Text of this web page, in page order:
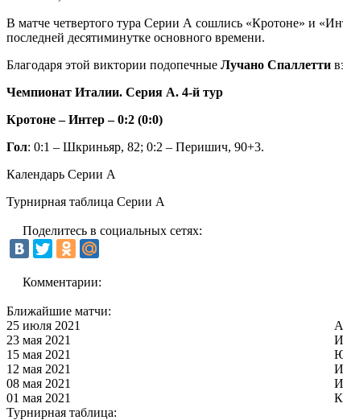
В матче четвертого тура Серии А сошлись «Кротоне» и
последней десятиминутке основного времени.
Благодаря этой виктории подопечные Лучано Спаллетти
Чемпионат Италии. Серия А. 4-й тур
Кротоне – Интер – 0:2 (0:0)
Гол: 0:1 – Шкриньяр, 82; 0:2 – Перишич, 90+3.
Календарь Серии А
Турнирная таблица Серии А
Поделитесь в социальных сетях:
Комментарии:
Ближайшие матчи:
25 июля 2021
23 мая 2021
15 мая 2021
12 мая 2021
08 мая 2021
01 мая 2021
Турнирная таблица: